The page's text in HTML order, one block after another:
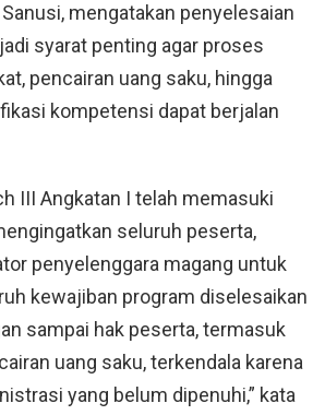
mengatakan penyelesaian
syarat penting agar proses
pencairan uang saku, hingga
kompetensi dapat berjalan
III Angkatan I telah memasuki
seluruh peserta,
penyelenggara magang untuk
kewajiban program diselesaikan
sampai hak peserta, termasuk
uang saku, terkendala karena
yang belum dipenuhi,” kata